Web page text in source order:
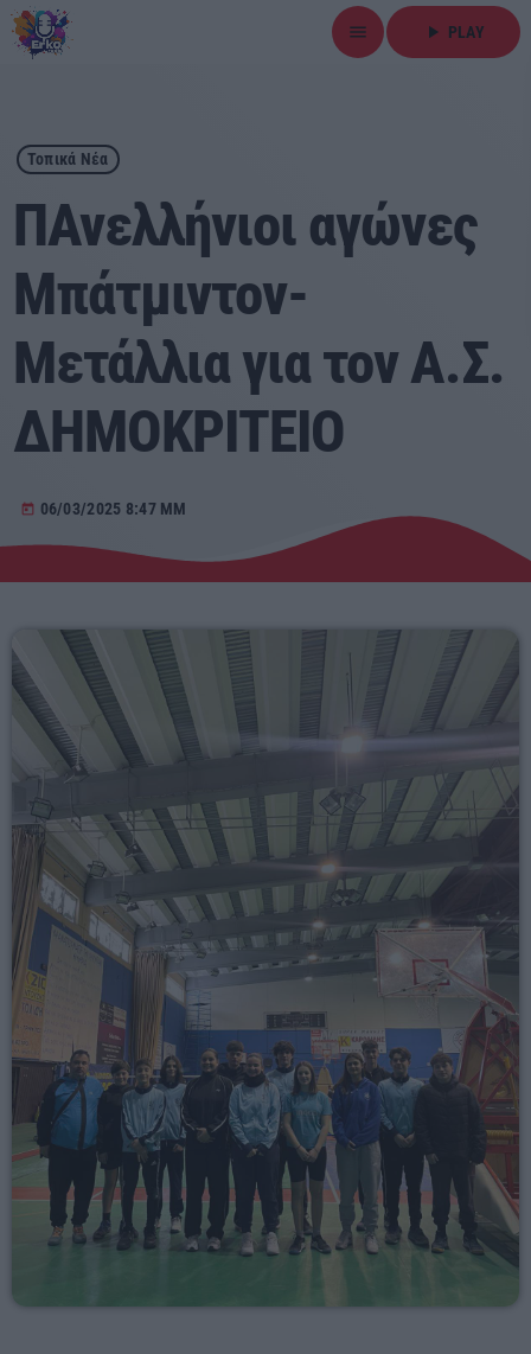
menu play_arrow PLAY
close
play_arrow ΕΡΚΟ
Αρχική
Εκπομπές
Ειδήσεις
Αθλητικά
Τραγούδια της Θράκης
Επικοινωνία
ΕΡΚΟ
00:00 - 05:00
ERKO
05:00 - 06:00
ERKO
06:00 - 08:00
Τοπικά Νέα
ΠΑνελλήνιοι αγώνες
Μπάτμιντον-
Μετάλλια για τον Α.Σ.
ΔΗΜΟΚΡΙΤΕΙΟ
today 06/03/2025 8:47 ΜΜ